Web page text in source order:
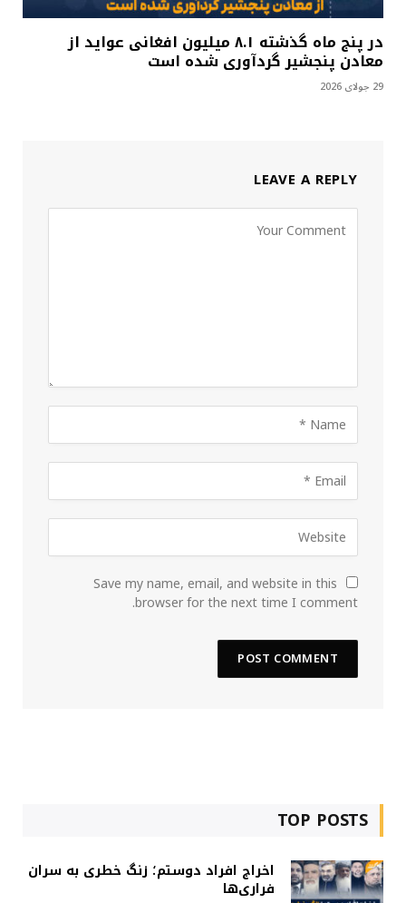
در پنج ماه گذشته ۸.۱ میلیون افغانی عواید از
معادن پنجشیر گردآوری شده است
29 جولای 2026
LEAVE A REPLY
Save my name, email, and website in this
browser for the next time I comment.
TOP POSTS
اخراج افراد دوستم؛ زنگ خطری به سران
فراری‌ها